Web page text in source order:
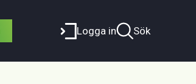
Logga in Sök